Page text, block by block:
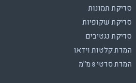
סריקת תמונות
סריקת שקופיות
סריקת נגטיבים
המרת קלטות וידאו
המרת סרטי 8 מ"מ